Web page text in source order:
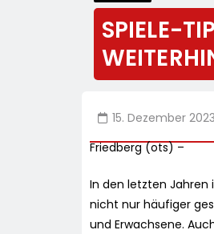
SPIELE-
15. Dezember 2023
Friedberg (ots) –
In den letzten Jahren
nicht nur häufiger
und Erwachsene.